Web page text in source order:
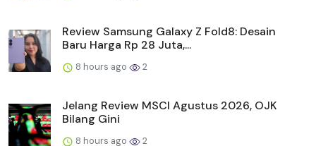
Review Samsung Galaxy Z Fold8: Desain
Baru Harga Rp 28 Juta,...
8 hours ago 2
Jelang Review MSCI Agustus 2026, OJK
Bilang Gini
8 hours ago 2